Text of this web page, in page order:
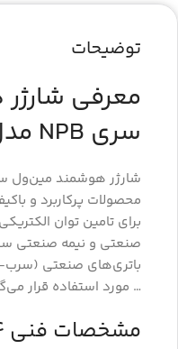
توضیحات
معرفی
سری NPB مدل NPB-750-24
برای تامین توان
صنعتی و نیمه صنعتی
باتری‌های صنعتی (سرب-
… مورد استفاده قرار
مشخصات فنی NPB-750-24 :